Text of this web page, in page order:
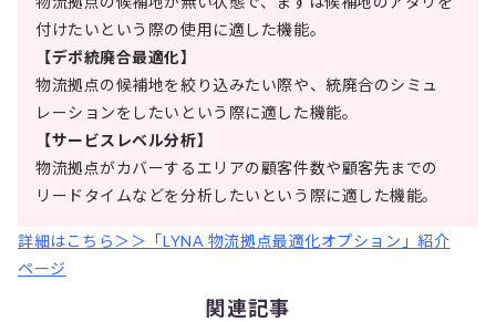
付けたいという際の使用に適した機能。
【デポ統廃合最適化】
物流拠点の候補地を絞り込みたい際や、統廃合のシミュ
レーションをしたいという際に適した機能。
【サービスレベル分析】
物流拠点がカバーするエリアの顧客件数や顧客先までの
リードタイムなどを分析したいという際に適した機能。
詳細はこちら＞＞「LYNA 物流拠点最適化オプション」紹介
ページ
関連記事